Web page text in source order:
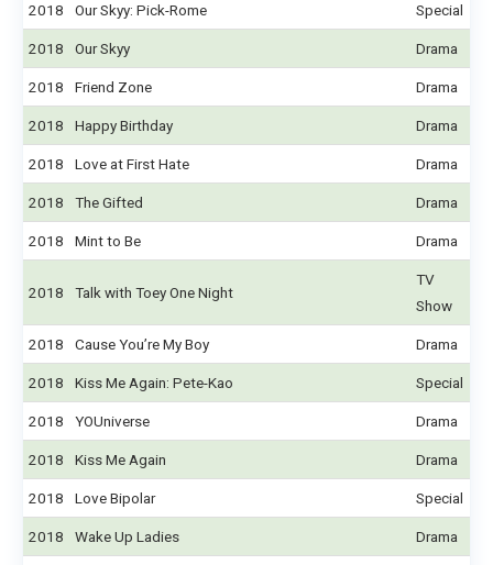
2018 Our Skyy: Pick-Rome Special
2018 Our Skyy Drama
2018 Friend Zone Drama
2018 Happy Birthday Drama
2018 Love at First Hate Drama
2018 The Gifted Drama
2018 Mint to Be Drama
2018 Talk with Toey One Night
TV
Show
2018 Cause You’re My Boy Drama
2018 Kiss Me Again: Pete-Kao Special
2018 YOUniverse Drama
2018 Kiss Me Again Drama
2018 Love Bipolar Special
2018 Wake Up Ladies Drama